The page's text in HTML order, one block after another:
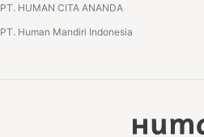
PT. HUMAN CITA ANANDA
PT. Human Mandiri Indonesia